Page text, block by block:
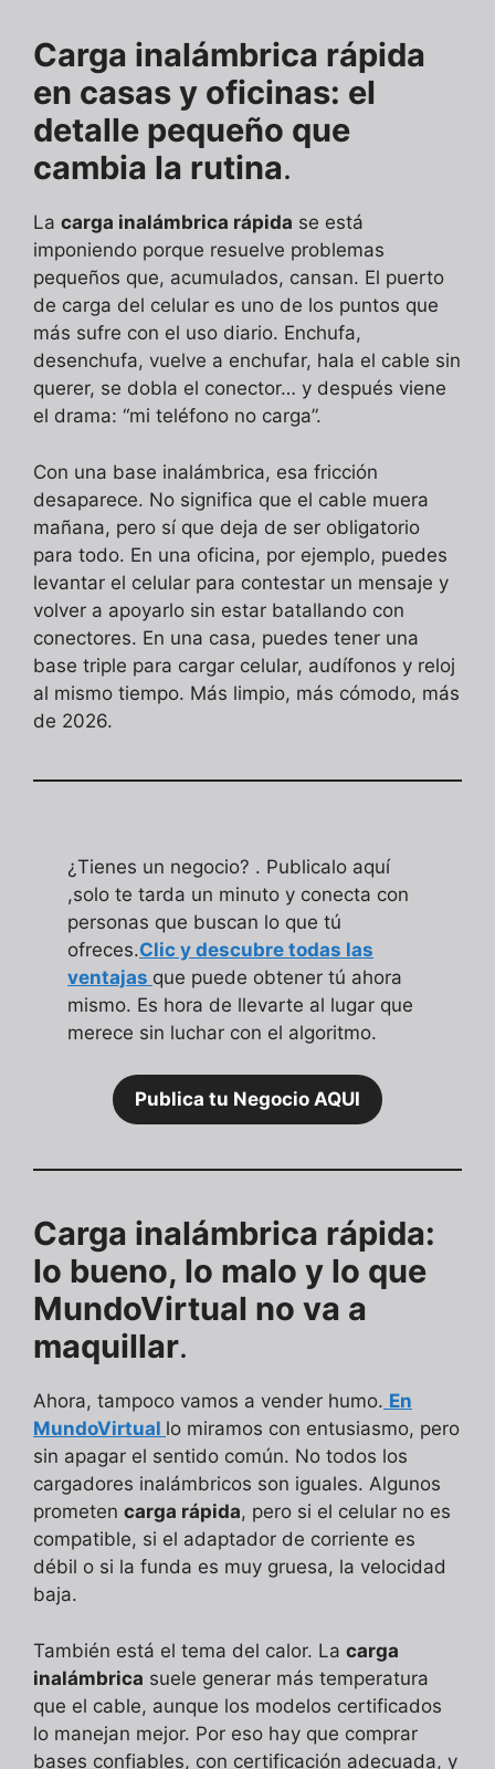
Carga inalámbrica rápida
en casas y oficinas: el
detalle pequeño que
cambia la rutina.
La carga inalámbrica rápida se está
imponiendo porque resuelve problemas
pequeños que, acumulados, cansan. El puerto
de carga del celular es uno de los puntos que
más sufre con el uso diario. Enchufa,
desenchufa, vuelve a enchufar, hala el cable sin
querer, se dobla el conector… y después viene
el drama: “mi teléfono no carga”.
Con una base inalámbrica, esa fricción
desaparece. No significa que el cable muera
mañana, pero sí que deja de ser obligatorio
para todo. En una oficina, por ejemplo, puedes
levantar el celular para contestar un mensaje y
volver a apoyarlo sin estar batallando con
conectores. En una casa, puedes tener una
base triple para cargar celular, audífonos y reloj
al mismo tiempo. Más limpio, más cómodo, más
de 2026.
¿Tienes un negocio? . Publicalo aquí
,solo te tarda un minuto y conecta con
personas que buscan lo que tú
ofreces.Clic y descubre todas las
ventajas que puede obtener tú ahora
mismo. Es hora de llevarte al lugar que
merece sin luchar con el algoritmo.
Publica tu Negocio AQUI
Carga inalámbrica rápida:
lo bueno, lo malo y lo que
MundoVirtual no va a
maquillar.
Ahora, tampoco vamos a vender humo. En
MundoVirtual lo miramos con entusiasmo, pero
sin apagar el sentido común. No todos los
cargadores inalámbricos son iguales. Algunos
prometen carga rápida, pero si el celular no es
compatible, si el adaptador de corriente es
débil o si la funda es muy gruesa, la velocidad
baja.
También está el tema del calor. La carga
inalámbrica suele generar más temperatura
que el cable, aunque los modelos certificados
lo manejan mejor. Por eso hay que comprar
bases confiables, con certificación adecuada, y